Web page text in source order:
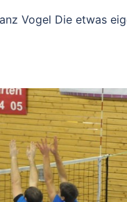
Vogel Die etwas